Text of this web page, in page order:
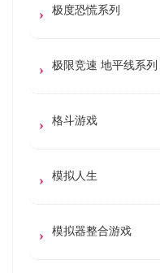
极度恐慌系列
极限竞速 地平线系列
格斗游戏
模拟人生
模拟器整合游戏